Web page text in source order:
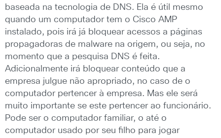
baseada na tecnologia de DNS. Ela é útil mesmo
quando um computador tem o Cisco AMP
instalado, pois irá já bloquear acessos a páginas
propagadoras de malware na origem, ou seja, no
momento que a pesquisa DNS é feita.
Adicionalmente irá bloquear conteúdo que a
empresa julgue não apropriado, no caso de o
computador pertencer à empresa. Mas ele será
muito importante se este pertencer ao funcionário.
Pode ser o computador familiar, o até o
computador usado por seu filho para jogar